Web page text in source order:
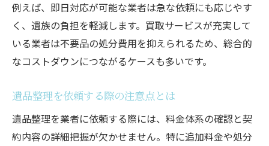
例えば、即日対応が可能な業者は急な依頼にも応じやす
く、遺族の負担を軽減します。買取サービスが充実して
いる業者は不要品の処分費用を抑えられるため、総合的
なコストダウンにつながるケースも多いです。
遺品整理を依頼する際の注意点とは
遺品整理を業者に依頼する際には、料金体系の確認と契
約内容の詳細把握が欠かせません。特に追加料金や処分